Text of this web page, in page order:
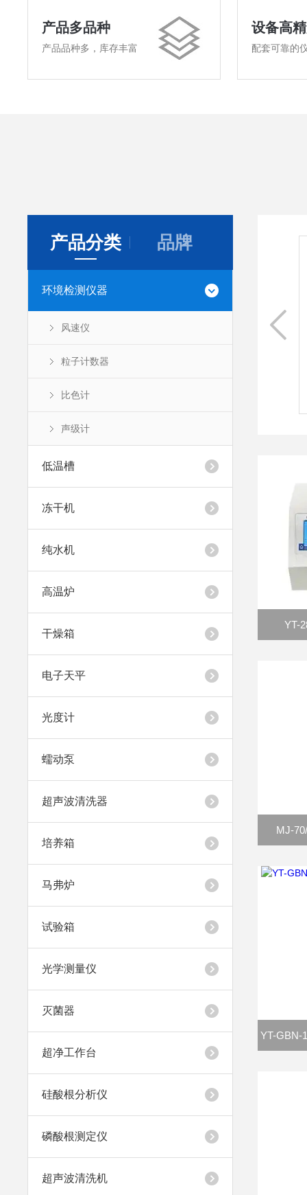
产品多品种
产品品种多，库存丰富
设备高
配套可靠的
产品分类 品牌
环境检测仪器
风速仪
粒子计数器
比色计
声级计
低温槽
冻干机
纯水机
高温炉
干燥箱
电子天平
光度计
蠕动泵
超声波清洗器
培养箱
马弗炉
试验箱
光学测量仪
灭菌器
超净工作台
硅酸根分析仪
磷酸根测定仪
超声波清洗机
冻干机果蔬虫草宠物冷冻干燥机新款一体式结
四种配置：标准型、压盖型、多岐管型、多岐
YT-
MJ-
YT-GBN-